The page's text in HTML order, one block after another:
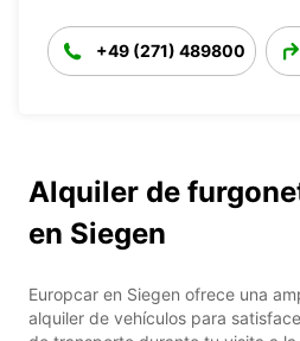
+49 (271) 489800
Alquiler de
en Siegen
Europcar en Siegen ofrece una
alquiler de vehículos para